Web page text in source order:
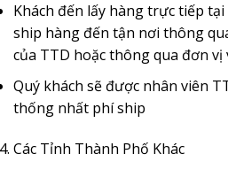
Khách đến lấy hàng trực tiếp
ship hàng đến tận nơi thông
của TTD hoặc thông qua đơn vị
Quý khách sẽ được nhân viên
thống nhất phí ship
Các Tỉnh Thành Phố Khác